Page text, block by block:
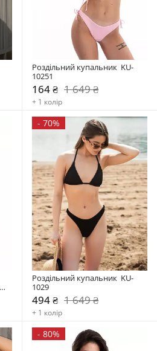
Роздільний купальник  KU-
10251
164 ₴ 1 649 ₴
+ 1 колір
- 70%
Роздільний купальник  KU-
1029
494 ₴ 1 649 ₴
+ 1 колір
- 80%